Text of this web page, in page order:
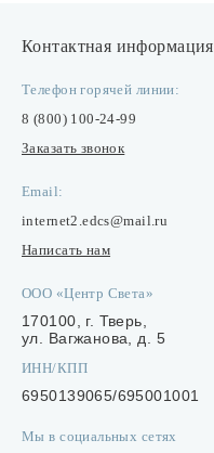
Контактная информация
Телефон горячей линии:
8 (800) 100-24-99
Заказать звонок
Email:
internet2.edcs@mail.ru
Написать нам
ООО «Центр Света»
170100, г. Тверь,
ул. Вагжанова, д. 5
ИНН/КПП
6950139065/695001001
Мы в социальных сетях